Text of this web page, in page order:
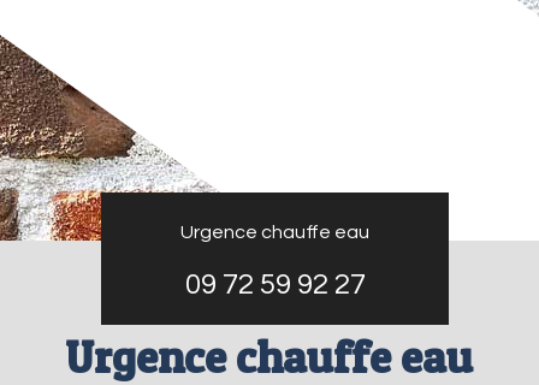
Urgence chauffe eau
09 72 59 92 27
Urgence chauffe eau